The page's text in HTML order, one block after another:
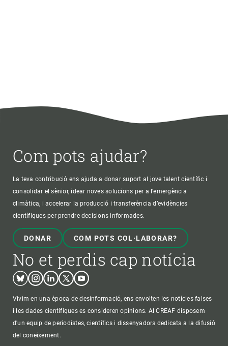
Com pots ajudar?
La teva contribució ens ajuda a donar suport al jove talent científic i
consolidar el sènior, idear noves solucions per a l'emergència
climàtica, i accelerar la producció i transferència d’evidències
científiques per prendre decisions informades.
DONAR COM POTS COL·LABORAR?
No et perdis cap notícia
BlueskyInstagram
LinkedinTwitterYoutube
Vivim en una època de desinformació, ens envolten les notícies falses
i les dades científiques es consideren opinions. Al CREAF disposem
d'un equip de periodistes, científics i dissenyadors dedicats a la difusió
del coneixement.